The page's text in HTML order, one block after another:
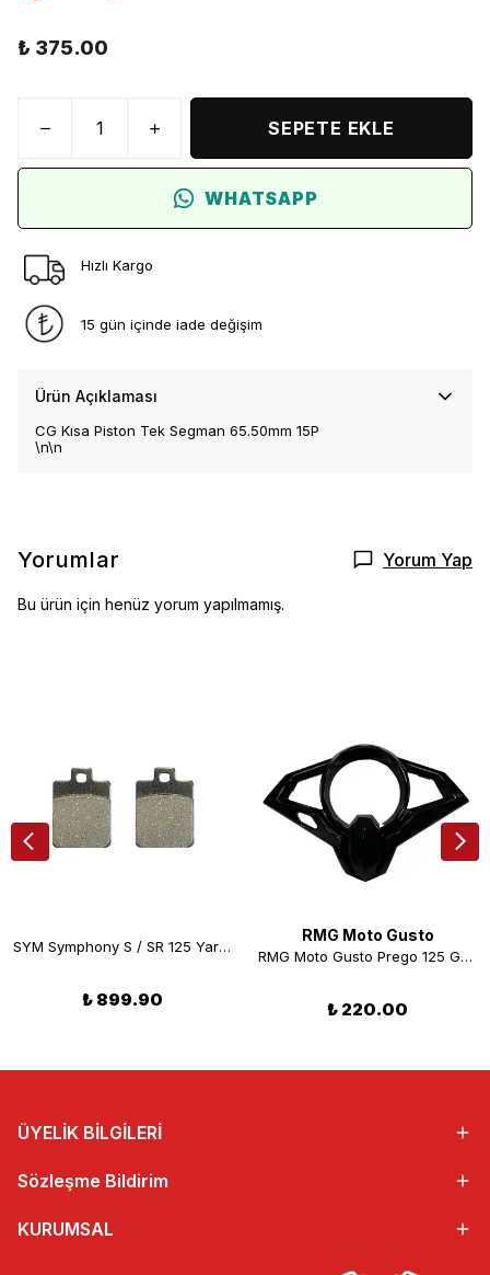
₺ 375.00
SEPETE EKLE
WHATSAPP
Hızlı Kargo
15 gün içinde iade değişim
Ürün Açıklaması
CG Kısa Piston Tek Segman 65.50mm 15P
\n\n
Yorumlar Yorum Yap
Bu ürün için henüz yorum yapılmamış.
SYM Symphony S / SR 125 Yarı Metalik Arka Fren Balatası (10/16) Braking 808SM1
₺ 899.90
RMG Moto Gusto
RMG Moto Gusto Prego 125 Gösterge Çerçevesi
₺ 220.00
ÜYELİK BİLGİLERİ
Sözleşme Bildirim
KURUMSAL